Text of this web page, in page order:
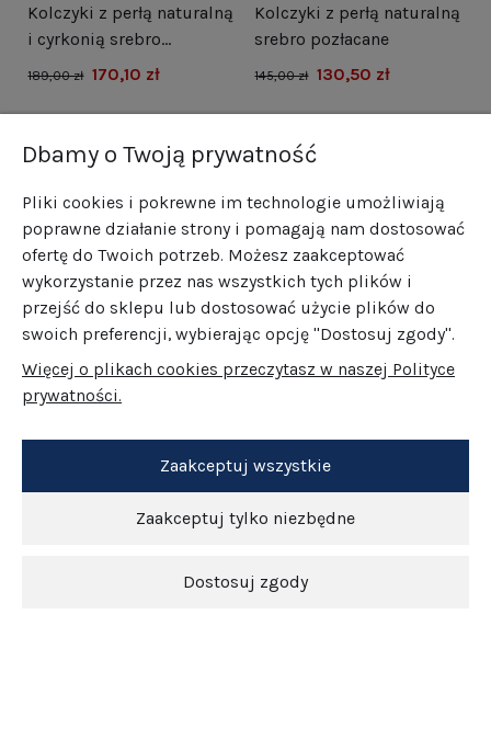
Kolczyki z perłą naturalną
i cyrkonią srebro
rodowane
189,00 zł 170,10 zł
Kolczyki z perłą naturalną
srebro pozłacane
145,00 zł 130,50 zł
Dbamy o Twoją prywatność
Pliki cookies i pokrewne im technologie umożliwiają
poprawne działanie strony i pomagają nam dostosować
ofertę do Twoich potrzeb. Możesz zaakceptować
wykorzystanie przez nas wszystkich tych plików i
przejść do sklepu lub dostosować użycie plików do
swoich preferencji, wybierając opcję "Dostosuj zgody".
Więcej o plikach cookies przeczytasz w naszej Polityce
prywatności.
Zaakceptuj tylko niezbędne
Dostosuj zgody
Zaakceptuj wszystkie